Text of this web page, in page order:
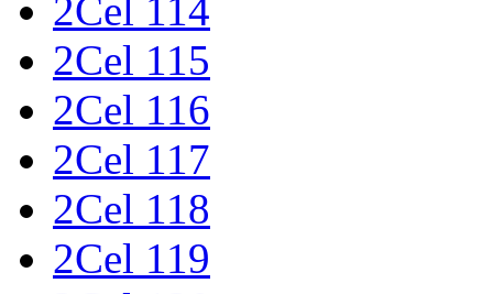
2Cel 114
2Cel 115
2Cel 116
2Cel 117
2Cel 118
2Cel 119